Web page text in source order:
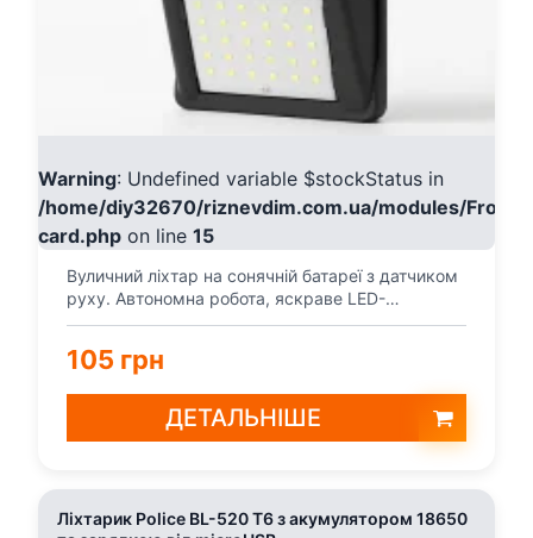
Warning: Undefined variable $stockStatus in
/home/diy32670/riznevdim.com.ua/modules/
card.php on line 15
Вуличний ліхтар на сонячній батареї з датчиком
руху. Автономна робота, яскраве LED-
освітлення, кут д...
105 грн
ДЕТАЛЬНІШЕ
Ліхтарик Police BL-520 T6 з акумулятором 18650